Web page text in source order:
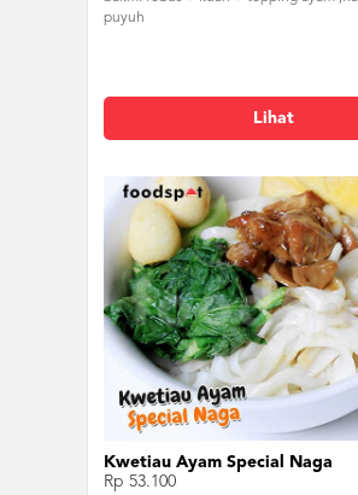
puyuh
Lihat
Kwetiau Ayam Special Naga
Rp 53.100